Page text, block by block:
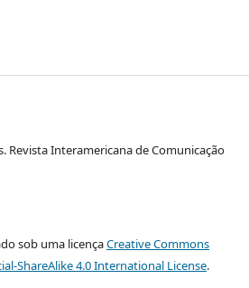
Revista Interamericana de Comunicação
sob uma licençaCreative Commons
ShareAlike 4.0 International License.